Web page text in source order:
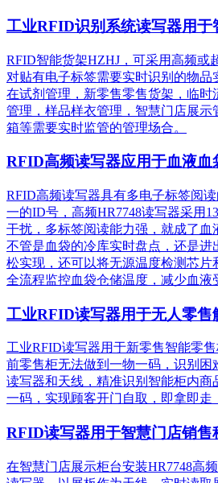
工业RFID识别系统读写器用于
RFID智能货架HZHJ，可采用高频或
对贴有电子标签需要实时识别的物品
在试剂管理，新零售零售货架，临时
管理，样品样衣管理，智慧门店展示
箱等需要实时监管的管理场合。
RFID高频读写器应用于血液血
RFID高频读写器具有多电子标签阅
一的ID号，高频HR7748读写器采用
干扰，多标签阅读能力强，就成了血
不管是血袋的冷库实时盘点，还是进
松实现，还可以将无源温度检测芯片
全流程监控血袋仓储温度，减少血液
工业RFID读写器用于无人零售
工业RFID读写器用于新零售智能零
前零售柜无法做到一物一码，识别困
读写器和天线，精准识别​智能柜内商
一码，实现顾客开门自取，即拿即走
RFID读写器用于智慧门店销售
在智慧门店展示柜台安装HR7748高